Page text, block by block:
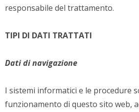
responsabile del trattamento.
TIPI DI DATI TRATTATI
Dati di navigazione
I sistemi informatici e le procedure
funzionamento di questo sito web,